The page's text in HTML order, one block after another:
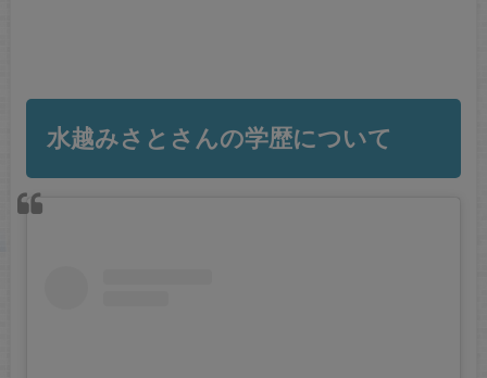
水越みさとさんの学歴について